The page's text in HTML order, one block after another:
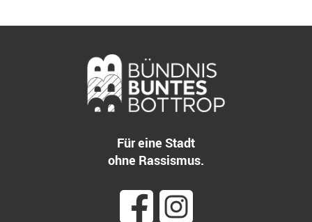
Für eine Stadt
ohne Rassismus.